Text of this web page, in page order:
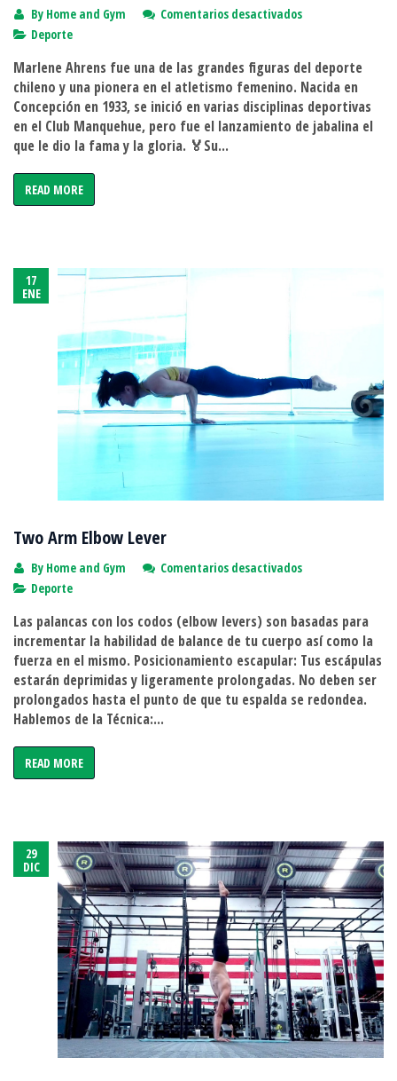
By Home and Gym Comentarios desactivadosen
la
jabalinista
que
hizo
Deporte
Marlene Ahrens fue una de las grandes figuras del deporte
chileno y una pionera en el atletismo femenino. Nacida en
Concepción en 1933, se inició en varias disciplinas deportivas
en el Club Manquehue, pero fue el lanzamiento de jabalina el
que le dio la fama y la gloria. 🏅Su...
READ MORE
17
ENE
Two Arm Elbow Lever
By Home and Gym Comentarios desactivadosen
Elbow
Lever
Deporte
Las palancas con los codos (elbow levers) son basadas para
incrementar la habilidad de balance de tu cuerpo así como la
fuerza en el mismo. Posicionamiento escapular: Tus escápulas
estarán deprimidas y ligeramente prolongadas. No deben ser
prolongados hasta el punto de que tu espalda se redondea.
Hablemos de la Técnica:...
READ MORE
29
DIC